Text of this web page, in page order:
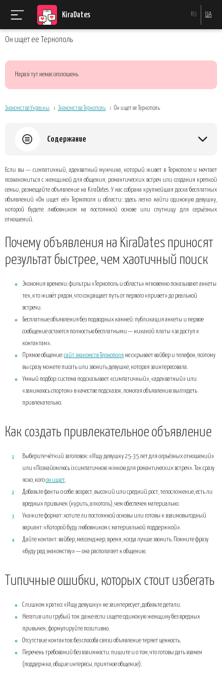
KiraDates RU UA
Он ищет ее Тернополь
Наразі тут немає оголошень
Знакомства Украины Знакомства Тернополь Он ищет ее Тернополь
Содержание
Как создать привлекательное объявление
Типичные ошибки, которых стоит избегать
Что делать после публикации
Если вы — симпатичный, адекватный мужчина, который живет в Тернополе и мечтает
познакомиться с женщиной для общения, романтических встреч или создания крепкой
семьи, размещайте объявление на KiraDates. У нас собрана крупнейшая доска бесплатных
объявлений «Он ищет её» Тернополя и области: здесь легко найти одинокую девушку,
которой будете любовником на постоянной основе или спутницу для серьёзных
отношений.
Почему объявления на KiraDates приносят
результат быстрее, чем хаотичный поиск
Экономия времени: фильтры «Тернополь и область» мгновенно показывают анкеты
тех, кто живёт рядом, что сокращает путь от первого «привет» до реальной
встречи.
Бесплатные объявления без подводных камней: публикация анкеты и первое
сообщение остаются полностью бесплатными — никакой платы «за доступ к
контактам».
Прямое общение:сайт знакомств Тернополя не скрывает вайбер и телефон, поэтому
вы сразу можете писать или звонить девушке, которая заинтересовала.
Умный подбор: система подсказывает «симпатичный», «адекватный» или
«занимаюсь спортом» в качестве подсказок, помогая объявлению выглядеть
привлекательно.
Как создать привлекательное объявление
Выберите чёткий заголовок: «Ищу девушку 25-35 лет для серьёзных отношений»
или «Познайомлюсь із симпатичною жінкою для романтических встреч». Так сразу
ясно, когоон ищет.
Добавьте факты о себе: возраст, высокий или средний рост, телосложение, есть ли
вредных привычек (курить, алкоголь), чем обеспечен материально.
Укажите формат: хотите ли постоянной основы или готовы к взаимовыгодный
вариант: «Которой буду любовником с материальной поддержкой».
Дайте контакт: вайбер, мессенджер, время, когда лучше звонить. Помните фразу
«буду рад знакомству» — она располагает к общению.
Типичные ошибки, которых стоит избегать
Слишком кратко: «Ищу девушку» не заинтересует; добавьте детали.
Негатив или грубый тон: даже если ищете одинокую женщину без вредных
привычек, формулируйте позитивно.
Отсутствие контактов: без способа связи объявление теряет ценность.
Перечень требований без взаимности: пишите и о том, что готовы дать взамен
(поддержка, общие интересы, приятное общение).